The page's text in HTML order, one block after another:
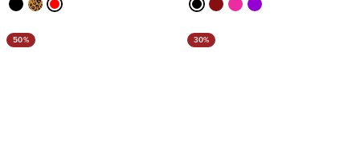
50% 30%